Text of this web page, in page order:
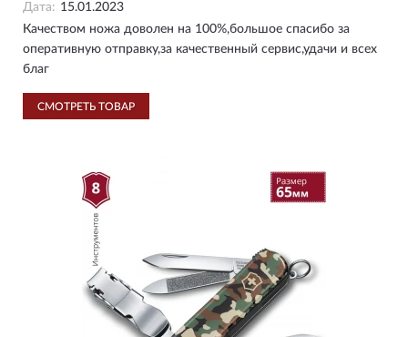
Дата: 15.01.2023
Качеством ножа доволен на 100%,большое спасибо за
оперативную отправку,за качественный сервис,удачи и всех
благ
СМОТРЕТЬ ТОВАР